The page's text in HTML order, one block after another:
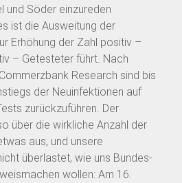
und Söder einzureden
ist die Ausweitung der
Erhöhung der Zahl positiv –
– Getesteter führt. Nach
Research sind bis
der Neuinfektionen auf
zurückzuführen. Der
über die wirkliche Anzahl der
aus, und unsere
überlastet, wie uns Bundes-
wollen: Am 16.